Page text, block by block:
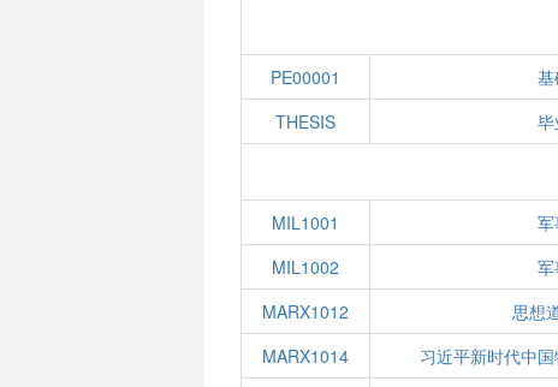
PE00001
THESIS
MIL1001
MIL1002
MARX1012
思想
MARX1014
习近平新时代中